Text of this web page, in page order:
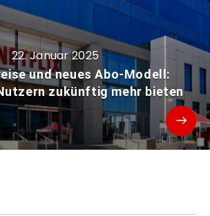
22. Januar 2025
und neues Abo-Modell:
zukünftig mehr bieten